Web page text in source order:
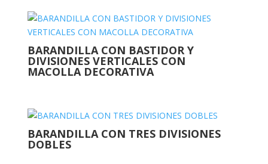
BARANDILLA CON BASTIDOR Y
DIVISIONES VERTICALES CON
MACOLLA DECORATIVA
BARANDILLA CON TRES DIVISIONES
DOBLES